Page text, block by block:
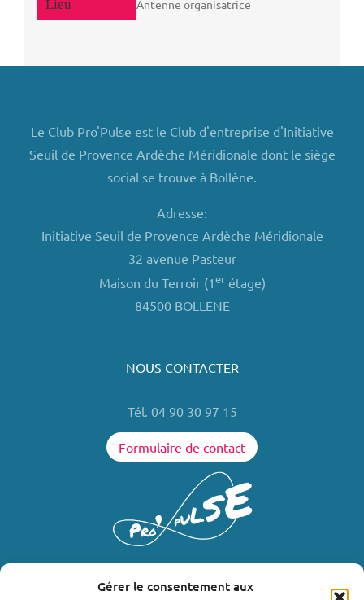
Gérer le consentement aux
Antenne organisatrice
Le Club Pro'Pulse est le Club d'entreprise d'Initiative
Seuil de Provence Ardèche Méridionale dont le siège
social se trouve à Bollène.
Adresse:
Initiative Seuil de Provence Ardèche Méridionale
32 avenue Pasteur
Maison du Terroir (1erétage)
84500 BOLLENE
NOUS CONTACTER
Tél. 04 90 30 97 15
Formulaire de contact